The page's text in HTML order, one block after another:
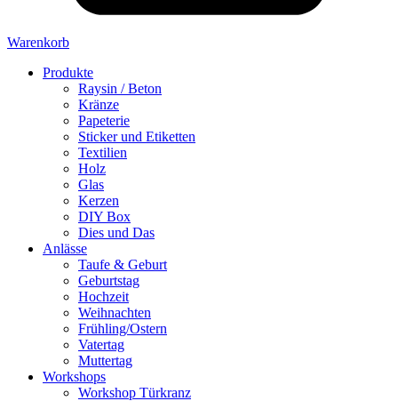
Warenkorb
Produkte
Raysin / Beton
Kränze
Papeterie
Sticker und Etiketten
Textilien
Holz
Glas
Kerzen
DIY Box
Dies und Das
Anlässe
Taufe & Geburt
Geburtstag
Hochzeit
Weihnachten
Frühling/Ostern
Vatertag
Muttertag
Workshops
Workshop Türkranz